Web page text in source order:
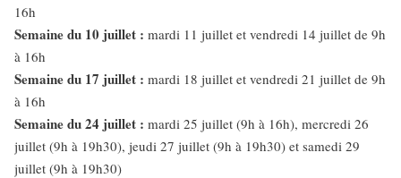
16h
Semaine du 10 juillet : mardi 11 juillet et vendredi 14 juillet de 9h
à 16h
Semaine du 17 juillet : mardi 18 juillet et vendredi 21 juillet de 9h
à 16h
Semaine du 24 juillet : mardi 25 juillet (9h à 16h), mercredi 26
juillet (9h à 19h30), jeudi 27 juillet (9h à 19h30) et samedi 29
juillet (9h à 19h30)